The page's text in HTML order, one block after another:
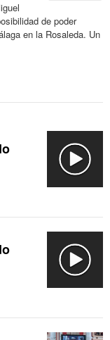
de poder
en la Rosaleda. Un